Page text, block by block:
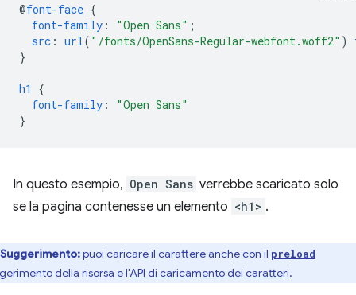
@font-face {
font-family : "Open Sans" ;
src : url ( "/fonts/OpenSans-Regular-webfont.woff2" )
}
h1
{
font-family :
"Open Sans"
}
In questo esempio, Open Sans verrebbe scaricato solo
se la pagina contenesse un elemento <h1> .
Suggerimento:puoi caricare il carattere anche con il preload
della risorsa e l'API di caricamento dei caratteri.